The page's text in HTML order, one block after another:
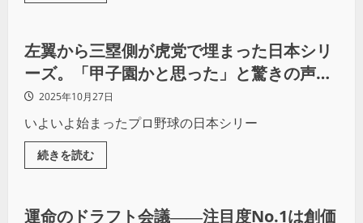
野球
左翼から三塁側が虎党で埋まった日本シリ
ーズ。「甲子園かと思った」と驚きの声に
加え、「ソフトバンクは相手をリスペクト
している」という意見も
2025年10月27日
いよいよ始まったプロ野球の日本シリー
続きを読む
野球
運命のドラフト会議――注目度No.1は創価